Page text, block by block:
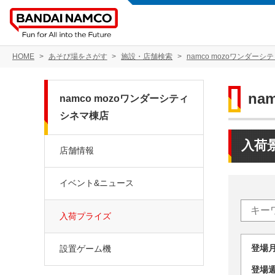
HOME あそび場をさがす 施設・店舗検索 namco mozoワンダーシ
入荷
登
登
namco mozoワンダーシティ
シネマ棟店
店舗情報
イベント&ニュース
入荷プライズ
設置ゲーム機